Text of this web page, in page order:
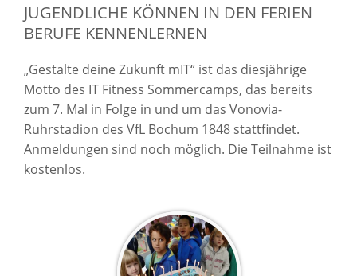
JUGENDLICHE KÖNNEN IN DEN FERIEN
BERUFE KENNENLERNEN
„Gestalte deine Zukunft mIT“ ist das diesjährige
Motto des IT Fitness Sommercamps, das bereits
zum 7. Mal in Folge in und um das Vonovia-
Ruhrstadion des VfL Bochum 1848 stattfindet.
Anmeldungen sind noch möglich. Die Teilnahme ist
kostenlos.